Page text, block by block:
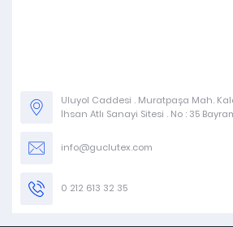
Uluyol Caddesi . Muratpaşa Mah.
İhsan Atlı Sanayi Sitesi . No : 35
info@guclutex.com
0 212 613 32 35